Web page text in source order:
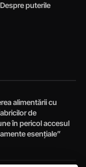
puterile
alimentării cu
de
în pericol accesul
esențiale”